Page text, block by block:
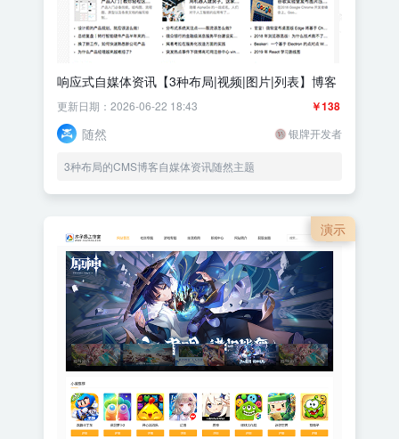
响应式自媒体资讯【3种布局|视频|图片|列表】博客
￥138
更新日期：2026-06-22 18:43
随然 银牌开发者
3种布局的CMS博客自媒体资讯随然主题
演示